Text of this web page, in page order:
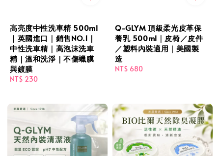
高亮度中性洗車精 500ml
｜英國進口｜銷售NO.1｜
中性洗車精｜高泡沫洗車
精｜溫和洗淨｜不傷蠟膜
與鍍膜
Regular
NT$ 230
Q-GLYM 頂級柔光皮革保
養乳 500ml｜皮椅／皮件
／塑料內裝適用｜美國製
造
Regular
NT$ 680